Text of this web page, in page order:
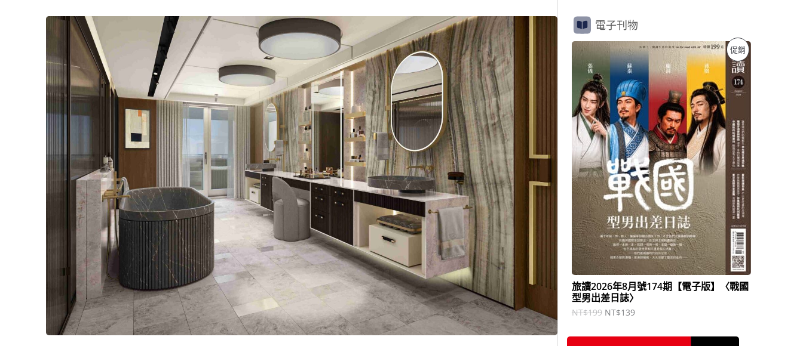
電子刊物
促銷 特
價
商
旅讀2026年8月號174期【電子版】〈戰國
型男出差日誌〉
NT$199
原
始
價
格
：
N
T
$
1
9
9
。
NT$139
目
前
價
格
：
N
T
$
1
3
9
。